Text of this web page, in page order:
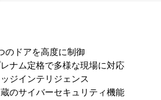
のドアを高度に制御
ナム定格で多様な現場に対応
ジインテリジェンス
のサイバーセキュリティ機能